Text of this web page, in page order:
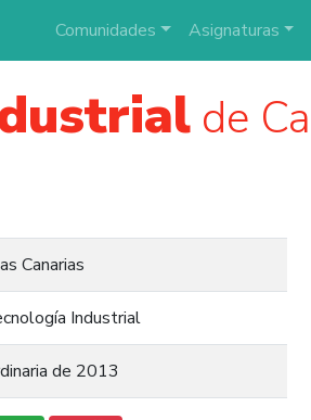
Comunidades Asignaturas
de
Canarias
Industrial
de 2013